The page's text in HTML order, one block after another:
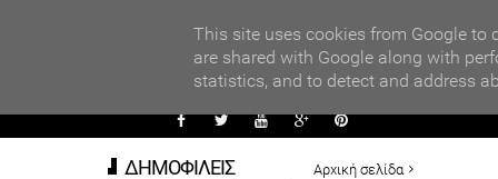
Αρχική σελίδα
ΔΗΜΟΦΙΛΕΙΣ
This site uses cookies from Google to
are shared with Google along with
statistics, and to detect and address